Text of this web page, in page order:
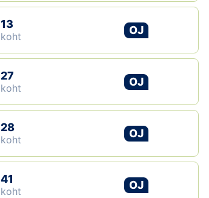
13
koht
OJ
27
koht
OJ
28
koht
OJ
41
koht
OJ